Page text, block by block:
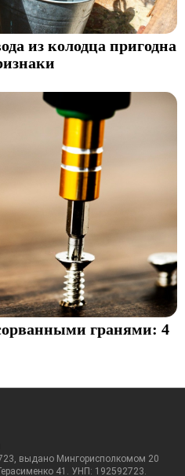
из колодца пригодна
гранями: 4
выдано Мингорисполкомом 20
41. УНП: 192592723.